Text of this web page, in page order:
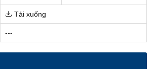
Tải xuống
---